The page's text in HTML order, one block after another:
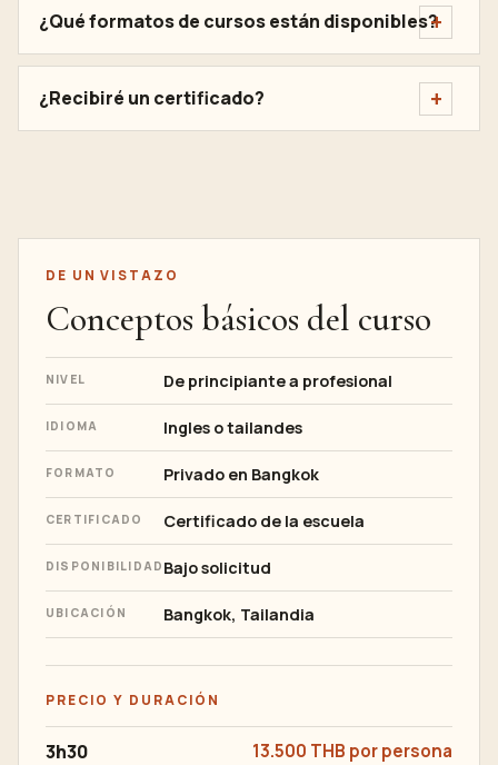
¿Qué formatos de cursos están disponibles?
¿Recibiré un certificado?
DE UN VISTAZO
Conceptos básicos del curso
NIVEL De principiante a profesional
IDIOMA Ingles o tailandes
FORMATO Privado en Bangkok
CERTIFICADO Certificado de la escuela
DISPONIBILIDAD Bajo solicitud
UBICACIÓN Bangkok, Tailandia
PRECIO Y DURACIÓN
3h30 13.500 THB por persona